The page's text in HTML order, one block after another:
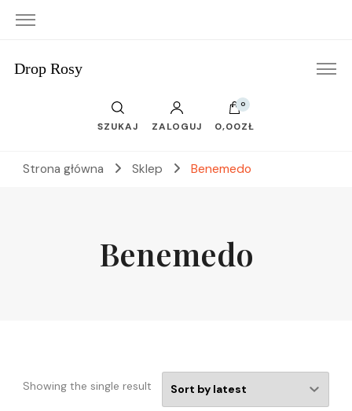
Drop Rosy
SZUKAJ ZALOGUJ
0
0,00ZŁ
Strona główna Sklep Benemedo
Benemedo
Showing the single result